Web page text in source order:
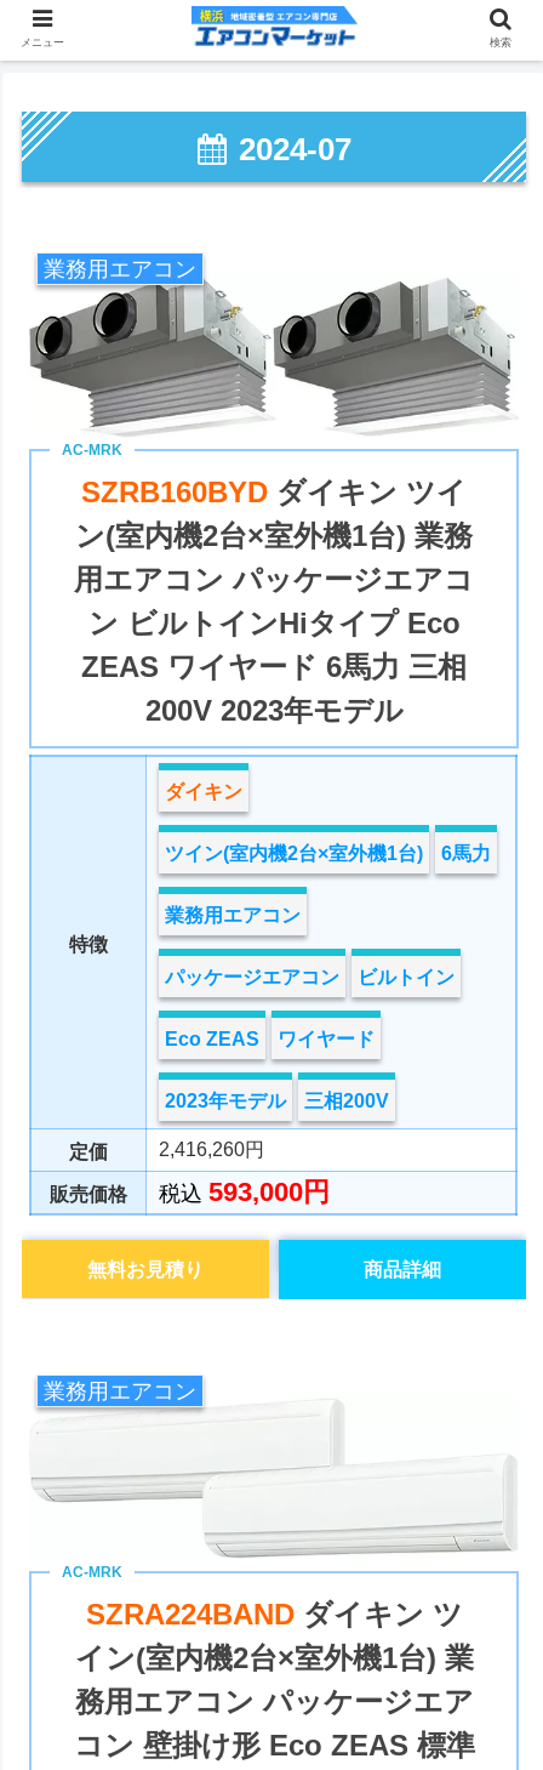
2024-07
業務用エアコン
SZRB160BYD ダイキン ツイ
ン(室内機2台×室外機1台) 業務
用エアコン パッケージエアコ
ン ビルトインHiタイプ Eco
ZEAS ワイヤード 6馬力 三相
200V 2023年モデル
特徴
ダイキン
ツイン(室内機2台×室外機1台) 6馬力
業務用エアコン
パッケージエアコン ビルトイン
Eco ZEAS ワイヤード
2023年モデル 三相200V
定価 2,416,260円
販売価格 税込593,000円
商品詳細
無料お見積り
業務用エアコン
SZRA224BAND ダイキン ツ
イン(室内機2台×室外機1台) 業
務用エアコン パッケージエア
コン 壁掛け形 Eco ZEAS 標準
メニュー 検索